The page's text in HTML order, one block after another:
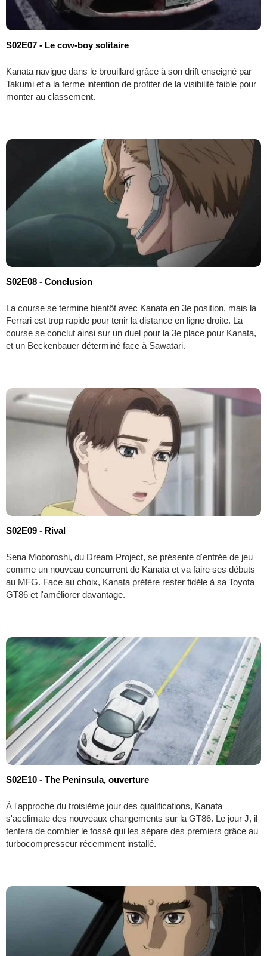
S02E07 - Le cow-boy solitaire
Kanata navigue dans le brouillard grâce à son drift enseigné par
Takumi et a la ferme intention de profiter de la visibilité faible pour
monter au classement.
S02E08 - Conclusion
La course se termine bientôt avec Kanata en 3e position, mais la
Ferrari est trop rapide pour tenir la distance en ligne droite. La
course se conclut ainsi sur un duel pour la 3e place pour Kanata,
et un Beckenbauer déterminé face à Sawatari.
S02E09 - Rival
Sena Moboroshi, du Dream Project, se présente d'entrée de jeu
comme un nouveau concurrent de Kanata et va faire ses débuts
au MFG. Face au choix, Kanata préfère rester fidèle à sa Toyota
GT86 et l'améliorer davantage.
S02E10 - The Peninsula, ouverture
À l'approche du troisième jour des qualifications, Kanata
s'acclimate des nouveaux changements sur la GT86. Le jour J, il
tentera de combler le fossé qui les sépare des premiers grâce au
turbocompresseur récemment installé.